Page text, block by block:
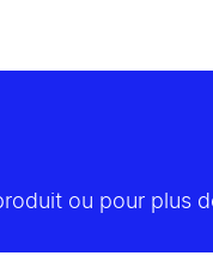
ou pour plus